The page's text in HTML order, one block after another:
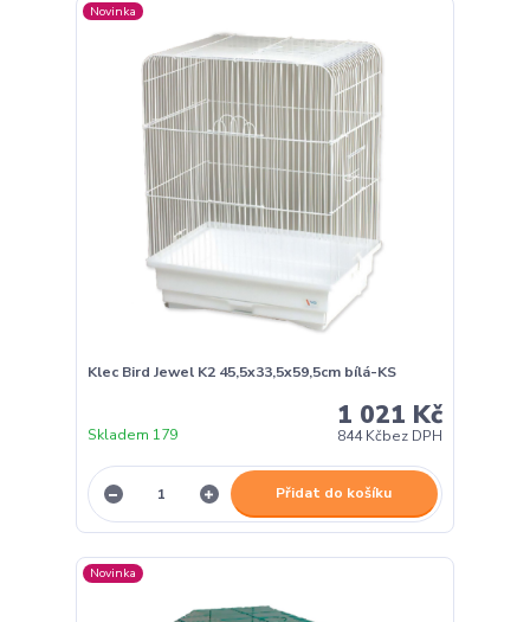
Novinka
Klec Bird Jewel K2 45,5x33,5x59,5cm bílá-KS
1 021 Kč
844 Kčbez DPH
Skladem 179
Přidat do košíku
Novinka